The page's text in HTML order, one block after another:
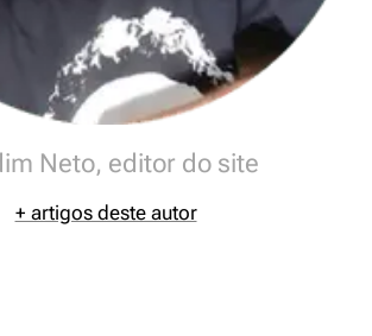
Neto, editor do site
+ artigos deste autor